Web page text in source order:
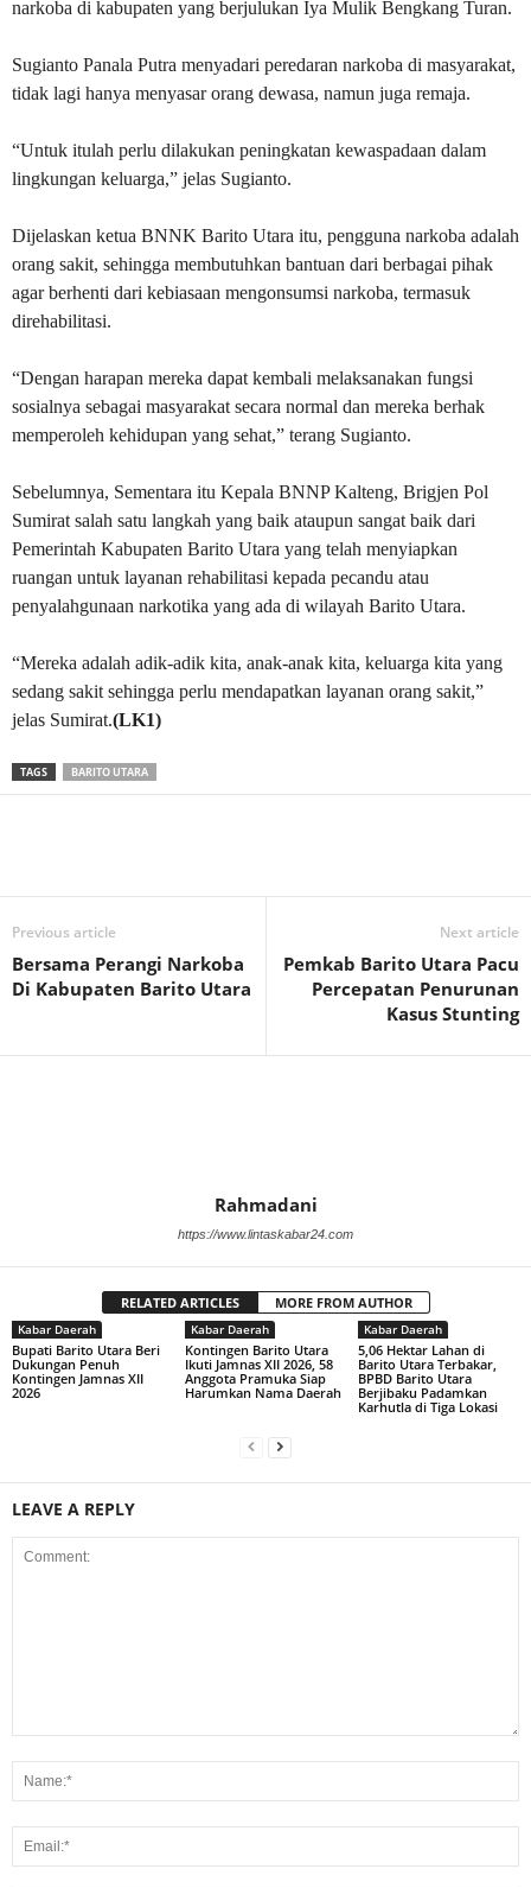
narkoba di kabupaten yang berjulukan Iya Mulik Bengkang Turan.
Sugianto Panala Putra menyadari peredaran narkoba di masyarakat,
tidak lagi hanya menyasar orang dewasa, namun juga remaja.
“Untuk itulah perlu dilakukan peningkatan kewaspadaan dalam
lingkungan keluarga,” jelas Sugianto.
Dijelaskan ketua BNNK Barito Utara itu, pengguna narkoba adalah
orang sakit, sehingga membutuhkan bantuan dari berbagai pihak
agar berhenti dari kebiasaan mengonsumsi narkoba, termasuk
direhabilitasi.
“Dengan harapan mereka dapat kembali melaksanakan fungsi
sosialnya sebagai masyarakat secara normal dan mereka berhak
memperoleh kehidupan yang sehat,” terang Sugianto.
Sebelumnya, Sementara itu Kepala BNNP Kalteng, Brigjen Pol
Sumirat salah satu langkah yang baik ataupun sangat baik dari
Pemerintah Kabupaten Barito Utara yang telah menyiapkan
ruangan untuk layanan rehabilitasi kepada pecandu atau
penyalahgunaan narkotika yang ada di wilayah Barito Utara.
“Mereka adalah adik-adik kita, anak-anak kita, keluarga kita yang
sedang sakit sehingga perlu mendapatkan layanan orang sakit,”
jelas Sumirat.(LK1)
TAGS BARITO UTARA
Previous article
Bersama Perangi Narkoba
Di Kabupaten Barito Utara
Next article
Pemkab Barito Utara Pacu
Percepatan Penurunan
Kasus Stunting
Rahmadani
https://www.lintaskabar24.com
RELATED ARTICLES MORE FROM AUTHOR
Kabar Daerah
Bupati Barito Utara Beri
Dukungan Penuh
Kontingen Jamnas XII
2026
Kabar Daerah
Kontingen Barito Utara
Ikuti Jamnas XII 2026, 58
Anggota Pramuka Siap
Harumkan Nama Daerah
Kabar Daerah
5,06 Hektar Lahan di
Barito Utara Terbakar,
BPBD Barito Utara
Berjibaku Padamkan
Karhutla di Tiga Lokasi
LEAVE A REPLY